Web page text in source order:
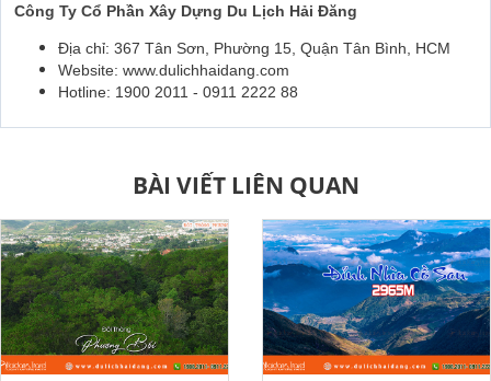
Công Ty Cổ Phần Xây Dựng Du Lịch Hải Đăng
Địa chỉ: 367 Tân Sơn, Phường 15, Quận Tân Bình, HCM
Website: www.dulichhaidang.com
Hotline: 1900 2011 - 0911 2222 88
BÀI VIẾT LIÊN QUAN